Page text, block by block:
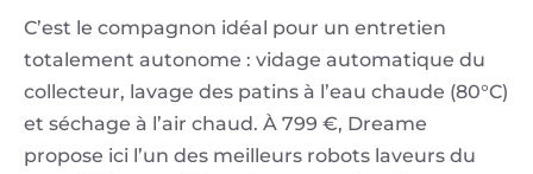
C’est le compagnon idéal pour un entretien
totalement autonome : vidage automatique du
collecteur, lavage des patins à l’eau chaude (80°C)
et séchage à l’air chaud. À 799 €, Dreame
propose ici l’un des meilleurs robots laveurs du